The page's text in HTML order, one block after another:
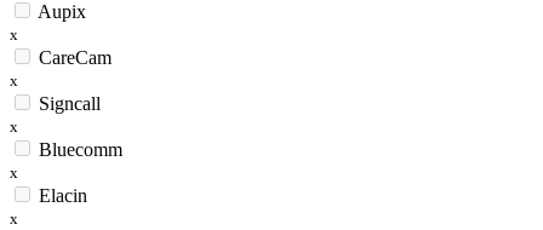
Aupix
x
CareCam
x
Signcall
x
Bluecomm
x
Elacin
x